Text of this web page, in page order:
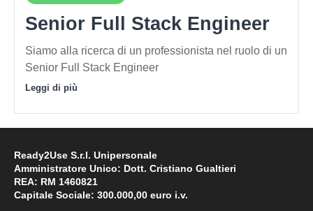
Senior Full Stack Engineer
Siamo alla ricerca di un professionista nel ruolo di un
Senior Full Stack Engineer
Leggi di più
Ready2Use S.r.l. Unipersonale
Amministratore Unico: Dott. Cristiano Gualtieri
REA: RM 1460821
Capitale Sociale: 300.000,00 euro i.v.